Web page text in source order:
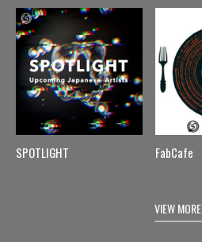
SPOTLIGHT FabCafe
VIEW MORE